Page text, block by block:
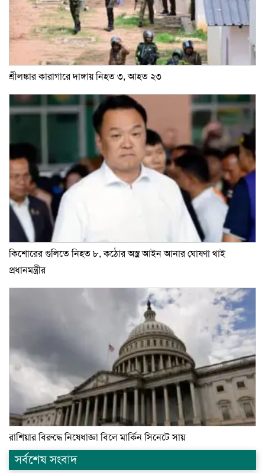
শ্রীলঙ্কার কারাগারে দাঙ্গায় নিহত ৩, আহত ২৩
কিশোরের গুলিতে নিহত ৮, কঠোর অস্ত্র আইন আনার ঘোষণা থাই
প্রধানমন্ত্রীর
রাশিয়ার বিরুদ্ধে নিষেধাজ্ঞা বিলে মার্কিন সিনেটে সায়
সর্বশেষ সংবাদ